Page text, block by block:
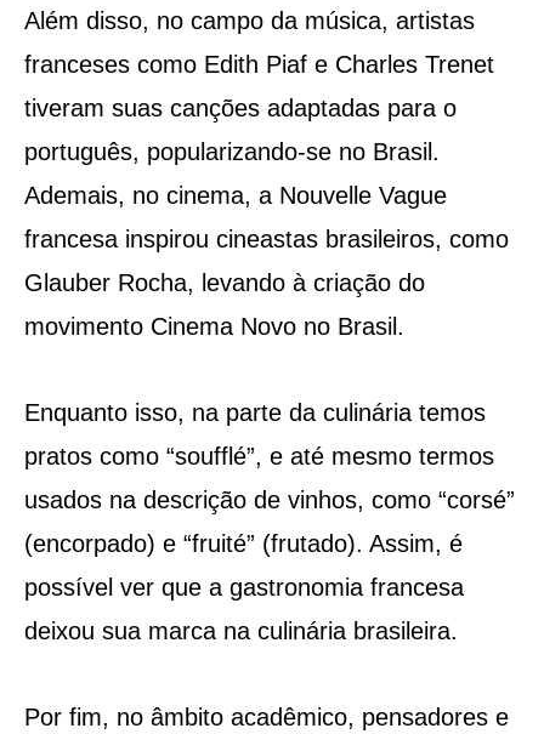
Além disso, no campo da música, artistas
franceses como Edith Piaf e Charles Trenet
tiveram suas canções adaptadas para o
português, popularizando-se no Brasil.
Ademais, no cinema, a Nouvelle Vague
francesa inspirou cineastas brasileiros, como
Glauber Rocha, levando à criação do
movimento Cinema Novo no Brasil​​.
Enquanto isso, na parte da culinária temos
pratos como “soufflé”, e até mesmo termos
usados na descrição de vinhos, como “corsé”
(encorpado) e “fruité” (frutado). Assim, é
possível ver que a gastronomia francesa
deixou sua marca na culinária brasileira​​.
Por fim, no âmbito acadêmico, pensadores e